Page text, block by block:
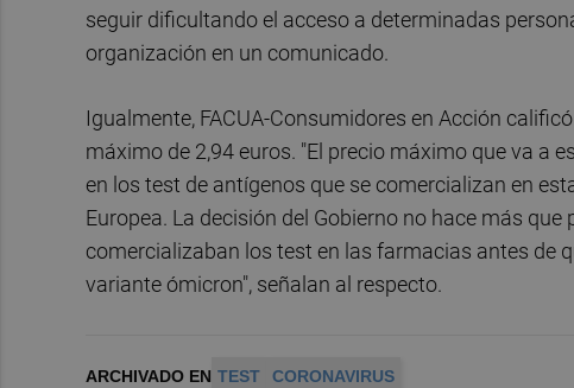
seguir dificultando el acceso a determinadas
organización en un comunicado.
Igualmente, FACUA-Consumidores en Acción
máximo de 2,94 euros. "El precio máximo que va a
en los test de antígenos que se comercializan en
Europea. La decisión del Gobierno no hace más
comercializaban los test en las farmacias antes de
variante ómicron", señalan al respecto.
ARCHIVADO EN TEST CORONAVIRUS